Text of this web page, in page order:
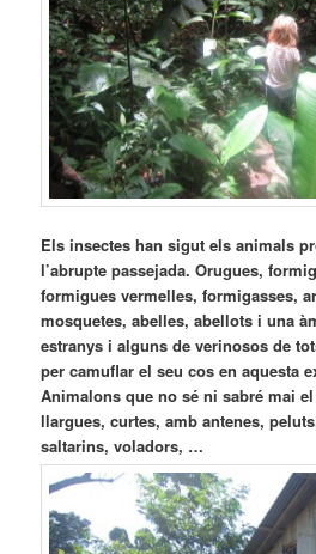
Els insectes han sigut els animals
l’abrupte passejada. Orugues,
formigues vermelles, formigasses,
mosquetes, abelles, abellots i una
estranys i alguns de verinosos de
per camuflar el seu cos en aquesta
Animalons que no sé ni sabré mai
llargues, curtes, amb antenes,
saltarins, voladors, …